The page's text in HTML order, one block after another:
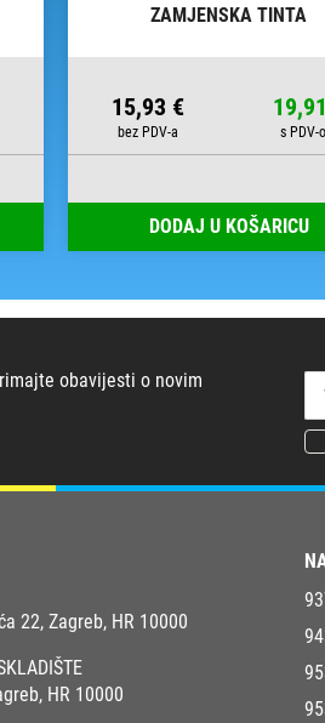
ZAMJENSKA TINTA
15,93 €
DODAJ U KOŠARICU
obavijesti o novim
22, Zagreb, HR 10000
HR 10000